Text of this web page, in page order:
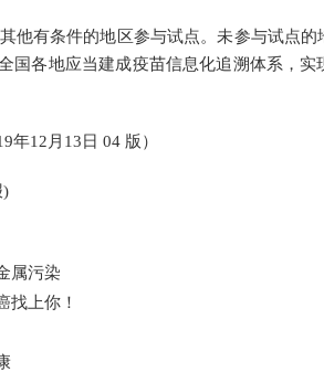
有条件的地区参与试点。未参与试点的
国各地应当建成疫苗信息化追溯体系，
12月13日 04 版）
)
属污染
找上你！